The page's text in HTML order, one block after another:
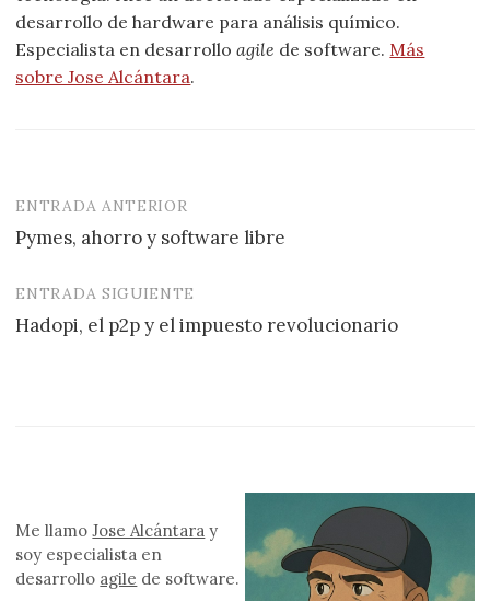
desarrollo de hardware para análisis químico.
Especialista en desarrolloagile de software. Más
sobre Jose Alcántara.
Navegación
de
entradas
ENTRADA ANTERIOR
Pymes, ahorro y software libre
ENTRADA SIGUIENTE
Hadopi, el p2p y el impuesto revolucionario
Me llamoJose Alcántara y
soy especialista en
desarrollo agile de software.